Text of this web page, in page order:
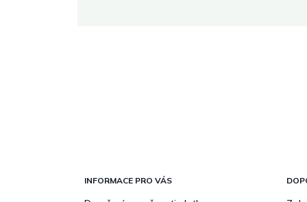
INFORMACE PRO VÁS